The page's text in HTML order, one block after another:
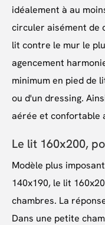
idéalement à au
circuler aisément de
lit contre le mur le
agencement
minimum en pied de
ou d'un dressing.
aérée et confortable
Le lit 160x200,
Modèle plus
140x190, le lit
chambres. La
Dans une petite